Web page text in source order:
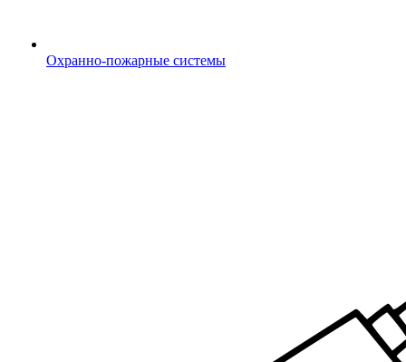
Охранно-пожарные системы